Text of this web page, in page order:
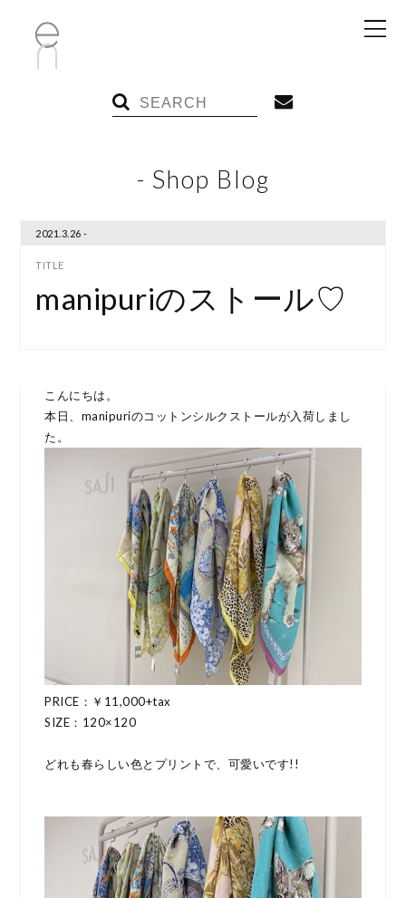
- Shop Blog
2021.3.26 -
manipuriのストール♡
こんにちは。
本日、manipuriのコットンシルクストールが入荷しまし
た。
PRICE：￥11,000+tax
SIZE：120×120
どれも春らしい色とプリントで、可愛いです!!